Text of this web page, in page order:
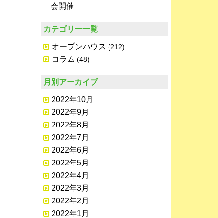
会開催
カテゴリー一覧
オープンハウス (212)
コラム (48)
月別アーカイブ
2022年10月
2022年9月
2022年8月
2022年7月
2022年6月
2022年5月
2022年4月
2022年3月
2022年2月
2022年1月